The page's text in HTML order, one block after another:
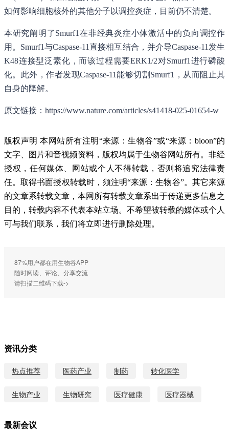
如何影响细胞核外的其他分子以调控炎症，目前仍不清楚。
本研究阐明了Smurf1在非经典炎症小体激活中的负向调控作
用。Smurf1与Caspase-11直接相互结合，并介导Caspase-11发生
K48连接型泛素化，而该过程需要ERK1/2对Smurf1进行磷酸
化。此外，作者发现Caspase-11能够切割Smurf1，从而阻止其
自身的降解。
原文链接：https://www.nature.com/articles/s41418-025-01654-w
版权声明 本网站所有注明“来源：生物谷”或“来源：bioon”的
文字、图片和音视频资料，版权均属于生物谷网站所有。非经
授权，任何媒体、网站或个人不得转载，否则将追究法律责
任。取得书面授权转载时，须注明“来源：生物谷”。其它来源
的文章系转载文章，本网所有转载文章系出于传递更多信息之
目的，转载内容不代表本站立场。不希望被转载的媒体或个人
可与我们联系，我们将立即进行删除处理。
87%用户都在用生物谷APP
随时阅读、评论、分享交流
请扫描二维码下载->
资讯分类
热点推荐 医药产业 制药 转化医学
生物产业 生物研究 医疗健康 医疗器械
最新会议